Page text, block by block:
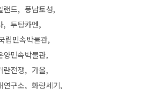
랜드
풍납토성
투탕카멘
립민속박물관
양민속박물관
란전쟁
가을
연구소 화랑세기